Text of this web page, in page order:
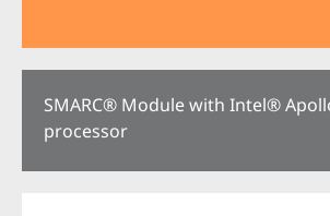
SMARC® Module with Intel®
processor